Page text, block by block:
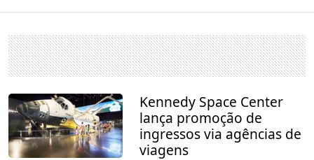
Kennedy Space Center
lança promoção de
ingressos via agências de
viagens